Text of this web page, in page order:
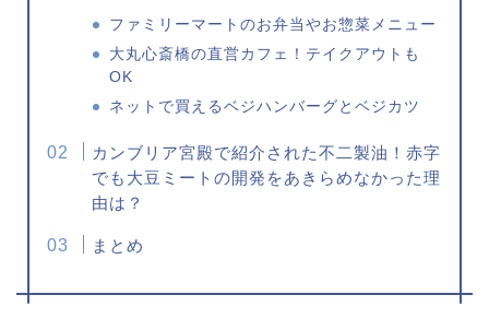
ファミリーマートのお弁当やお惣菜メニュー
大丸心斎橋の直営カフェ！テイクアウトも
OK
ネットで買えるベジハンバーグとベジカツ
カンブリア宮殿で紹介された不二製油！赤字
でも大豆ミートの開発をあきらめなかった理
由は？
まとめ